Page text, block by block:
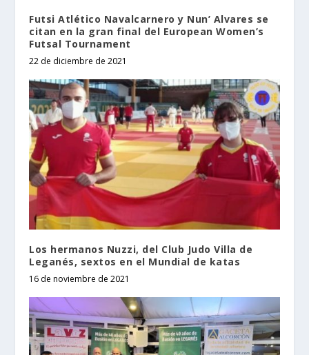
Futsi Atlético Navalcarnero y Nun’ Alvares se
citan en la gran final del European Women’s
Futsal Tournament
22 de diciembre de 2021
Los hermanos Nuzzi, del Club Judo Villa de
Leganés, sextos en el Mundial de katas
16 de noviembre de 2021